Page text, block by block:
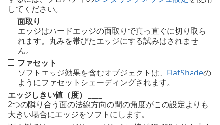
してください。
面取り
エッジはハードエッジの面取りで真っ直ぐに切り取ら
れます。丸みを帯びたエッジにする試みはされませ
ん。
ファセット
ソフトエッジ効果を含むオブジェクトは、 FlatShadeの
ようにファセットシェーディングされます。
エッジしきい値（度） ____
2つの隣り合う面の法線方向の間の角度がこの設定よりも
大きい場合にエッジをソフトにします。